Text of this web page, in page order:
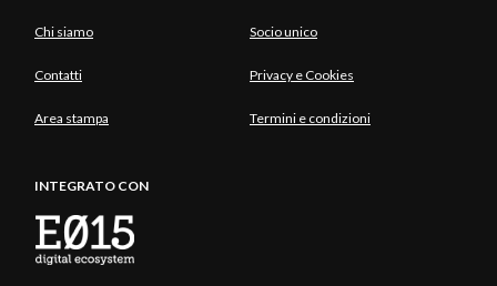
Chi siamo Socio unico
Contatti Privacy e Cookies
Area stampa Termini e condizioni
INTEGRATO CON